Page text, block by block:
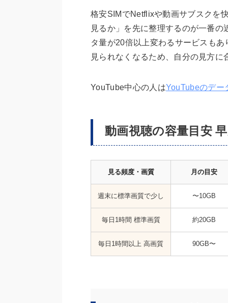
格安SIMでNetflixや動画サブスクを
見るか」を先に整理するのが一番
タ量が20倍以上変わるサービスも
見られなくなるため、自分の見方
YouTube中心の人はYouTubeのデー
動画視聴の容量目安
見る頻度・画質 月の目安
週末に標準画質で少し 〜10GB
毎日1時間 標準画質 約20GB
毎日1時間以上 高画質 90GB〜